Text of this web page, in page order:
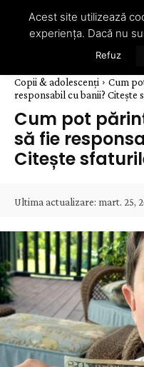
Copii & adolescenți
Cum
responsabil cu banii? Citește
Cum pot
să fie
Citește
Ultima actualizare: mart. 25,
Acest site utilizează
experiența. Dacă nu
Refuz